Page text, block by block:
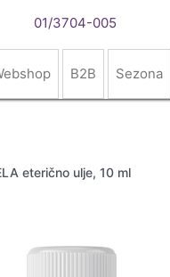
01/3704-005
B2B Sezona
eterično ulje, 10 ml